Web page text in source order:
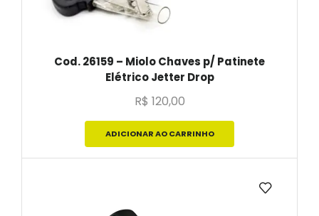
Cod. 26159 – Miolo Chaves p/ Patinete
Elétrico Jetter Drop
R$ 120,00
ADICIONAR AO CARRINHO